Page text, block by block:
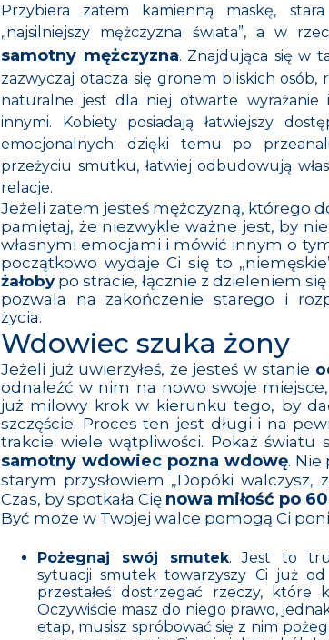
Przybiera zatem kamienną maskę,
„najsilniejszy mężczyzna świata”, a w
samotny mężczyzna. Znajdująca się w
zazwyczaj otacza się gronem bliskich osób,
naturalne jest dla niej otwarte wyrażanie
innymi. Kobiety posiadają łatwiejszy
emocjonalnych: dzięki temu po
przeżyciu smutku, łatwiej odbudowują
relacje.
Jeżeli zatem jesteś mężczyzną, którego
pamiętaj, że niezwykle ważne jest, by
własnymi emocjami i mówić innym o
początkowo wydaje Ci się to
żałobypo stracie, łącznie z dzieleniem
pozwala na zakończenie starego i
życia.
Wdowiec szuka żony
Jeżeli już uwierzyłeś, że jesteś w stanie
odnaleźć w nim na nowo swoje miejsce,
już milowy krok w kierunku tego, by
szczęście. Proces ten jest długi i na
trakcie wiele wątpliwości. Pokaż światu
samotny wdowiec pozna wdowę. Nie
starym przysłowiem „Dopóki walczysz,
Czas, by spotkała Cię nowa miłość po
Być może w Twojej walce pomogą Ci
Pożegnaj swój smutek. Jest to
sytuacji smutek towarzyszy Ci już od
przestałeś dostrzegać rzeczy, które
Oczywiście masz do niego prawo,
etap, musisz spróbować się z nim